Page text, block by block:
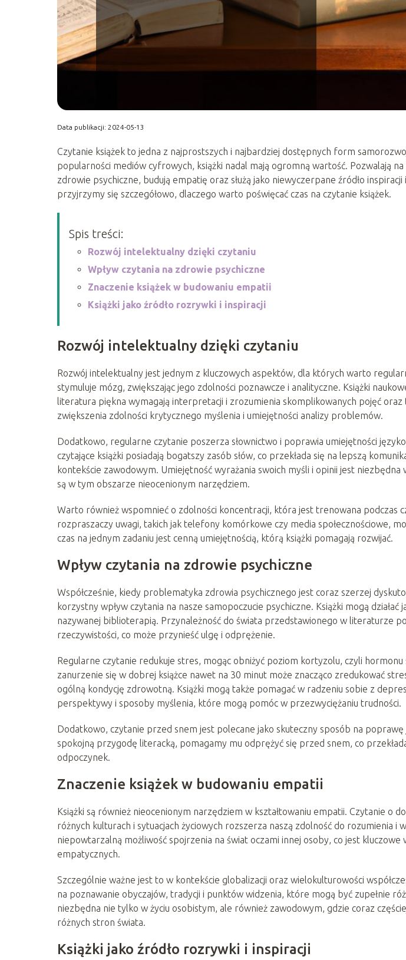
Data publikacji: 2024-05-13
Czytanie książek to jedna z najprostszych i najbardziej dostępnych form
popularności mediów cyfrowych, książki nadal mają ogromną wartość. Pozwalają
zdrowie psychiczne, budują empatię oraz służą jako niewyczerpane źródło
przyjrzymy się szczegółowo, dlaczego warto poświęcać czas na czytanie książek.
Spis treści:
Rozwój intelektualny dzięki czytaniu
Wpływ czytania na zdrowie psychiczne
Znaczenie książek w budowaniu empatii
Książki jako źródło rozrywki i inspiracji
Rozwój intelektualny dzięki czytaniu
Rozwój intelektualny jest jednym z kluczowych aspektów, dla których warto
stymuluje mózg, zwiększając jego zdolności poznawcze i analityczne. Książki
literatura piękna wymagają interpretacji i zrozumienia skomplikowanych pojęć oraz
zwiększenia zdolności krytycznego myślenia i umiejętności analizy problemów.
Dodatkowo, regularne czytanie poszerza słownictwo i poprawia umiejętności
czytające książki posiadają bogatszy zasób słów, co przekłada się na lepszą
kontekście zawodowym. Umiejętność wyrażania swoich myśli i opinii jest niezbędna
są w tym obszarze nieocenionym narzędziem.
Warto również wspomnieć o zdolności koncentracji, która jest trenowana podczas
rozpraszaczy uwagi, takich jak telefony komórkowe czy media społecznościowe,
czas na jednym zadaniu jest cenną umiejętnością, którą książki pomagają rozwijać.
Wpływ czytania na zdrowie psychiczne
Współcześnie, kiedy problematyka zdrowia psychicznego jest coraz szerzej
korzystny wpływ czytania na nasze samopoczucie psychiczne. Książki mogą działać
nazywanej biblioterapią. Przynależność do świata przedstawionego w literaturze
rzeczywistości, co może przynieść ulgę i odprężenie.
Regularne czytanie redukuje stres, mogąc obniżyć poziom kortyzolu, czyli hormonu
zanurzenie się w dobrej książce nawet na 30 minut może znacząco zredukować
ogólną kondycję zdrowotną. Książki mogą także pomagać w radzeniu sobie z
perspektywy i sposoby myślenia, które mogą pomóc w przezwyciężaniu trudności.
Dodatkowo, czytanie przed snem jest polecane jako skuteczny sposób na poprawę
spokojną przygodę literacką, pomagamy mu odprężyć się przed snem, co
odpoczynek.
Znaczenie książek w budowaniu empatii
Książki są również nieocenionym narzędziem w kształtowaniu empatii. Czytanie o
różnych kulturach i sytuacjach życiowych rozszerza naszą zdolność do rozumienia i
niepowtarzalną możliwość spojrzenia na świat oczami innej osoby, co jest kluczowe
empatycznych.
Szczególnie ważne jest to w kontekście globalizacji oraz wielokulturowości
na poznawanie obyczajów, tradycji i punktów widzenia, które mogą być zupełnie
niezbędna nie tylko w życiu osobistym, ale również zawodowym, gdzie coraz
różnych stron świata.
Książki jako źródło rozrywki i inspiracji